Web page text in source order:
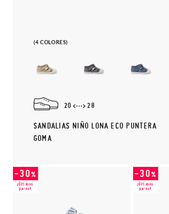
(4 COLORES)
20 28
SANDALIAS NIÑO LONA ECO PUNTERA
GOMA